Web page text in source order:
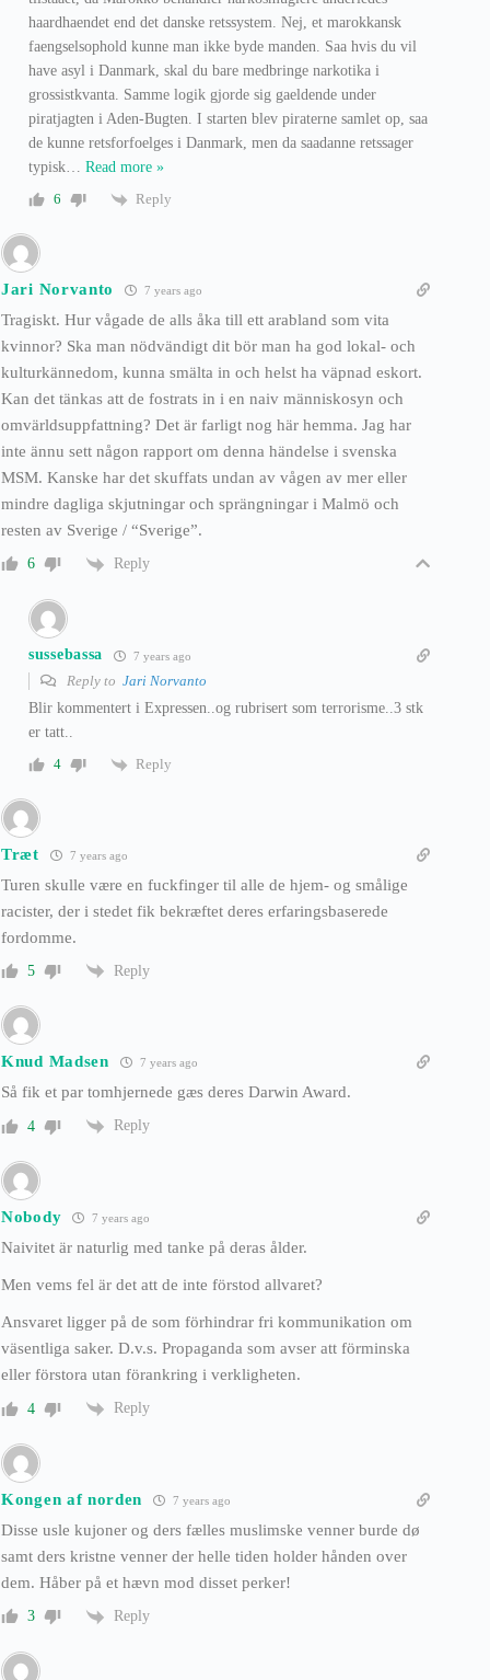
haardhaendet end det danske retssystem. Nej, et marokkansk
faengselsophold kunne man ikke byde manden. Saa hvis du vil
have asyl i Danmark, skal du bare medbringe narkotika i
grossistkvanta. Samme logik gjorde sig gaeldende under
piratjagten i Aden-Bugten. I starten blev piraterne samlet op, saa
de kunne retsforfoelges i Danmark, men da saadanne retssager
typisk
Read more »
6
Reply
Jari Norvanto 7 years ago
Tragiskt. Hur vågade de alls åka till ett arabland som vita
kvinnor? Ska man nödvändigt dit bör man ha god lokal- och
kulturkännedom, kunna smälta in och helst ha väpnad eskort.
Kan det tänkas att de fostrats in i en naiv människosyn och
omvärldsuppfattning? Det är farligt nog här hemma. Jag har
inte ännu sett någon rapport om denna händelse i svenska
MSM. Kanske har det skuffats undan av vågen av mer eller
mindre dagliga skjutningar och sprängningar i Malmö och
resten av Sverige / “Sverige”.
6 Reply
sussebassa 7 years ago
Reply to Jari Norvanto
Blir kommentert i Expressen..og rubrisert som terrorisme..3 stk
er tatt..
4
Reply
Træt 7 years ago
Turen skulle være en fuckfinger til alle de hjem- og smålige
racister, der i stedet fik bekræftet deres erfaringsbaserede
fordomme.
5 Reply
Knud Madsen 7 years ago
Så fik et par tomhjernede gæs deres Darwin Award.
4 Reply
Nobody 7 years ago
Naivitet är naturlig med tanke på deras ålder.
Men vems fel är det att de inte förstod allvaret?
Ansvaret ligger på de som förhindrar fri kommunikation om
väsentliga saker. D.v.s. Propaganda som avser att förminska
eller förstora utan förankring i verkligheten.
4 Reply
Kongen af norden 7 years ago
Disse usle kujoner og ders fælles muslimske venner burde dø
samt ders kristne venner der helle tiden holder hånden over
dem. Håber på et hævn mod disset perker!
3 Reply